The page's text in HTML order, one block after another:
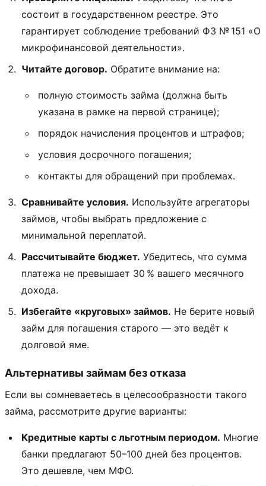
состоит в государственном реестре. Это
гарантирует соблюдение требований ФЗ № 151 «О
микрофинансовой деятельности».
Читайте договор. Обратите внимание на:
полную стоимость займа (должна быть
указана в рамке на первой странице);
порядок начисления процентов и штрафов;
условия досрочного погашения;
контакты для обращений при проблемах.
Сравнивайте условия. Используйте агрегаторы
займов, чтобы выбрать предложение с
минимальной переплатой.
Рассчитывайте бюджет. Убедитесь, что сумма
платежа не превышает 30 % вашего месячного
дохода.
Избегайте «круговых» займов. Не берите новый
займ для погашения старого — это ведёт к
долговой яме.
Альтернативы займам без отказа
Если вы сомневаетесь в целесообразности такого
займа, рассмотрите другие варианты:
Кредитные карты с льготным периодом. Многие
банки предлагают 50–100 дней без процентов.
Это дешевле, чем МФО.